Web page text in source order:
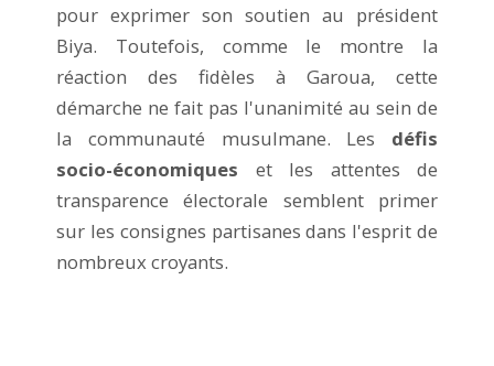
pour exprimer son soutien au président
Biya. Toutefois, comme le montre la
réaction des fidèles à Garoua, cette
démarche ne fait pas l'unanimité au sein de
la communauté musulmane. Les défis
socio-économiques et les attentes de
transparence électorale semblent primer
sur les consignes partisanes dans l'esprit de
nombreux croyants.